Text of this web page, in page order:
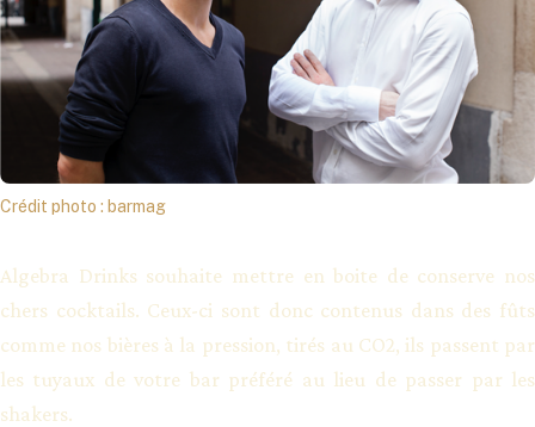
Crédit photo : barmag
Algebra Drinks souhaite mettre en boite de conserve nos
chers cocktails. Ceux-ci sont donc contenus dans des fûts
comme nos bières à la pression, tirés au CO2, ils passent par
les tuyaux de votre bar préféré au lieu de passer par les
shakers.